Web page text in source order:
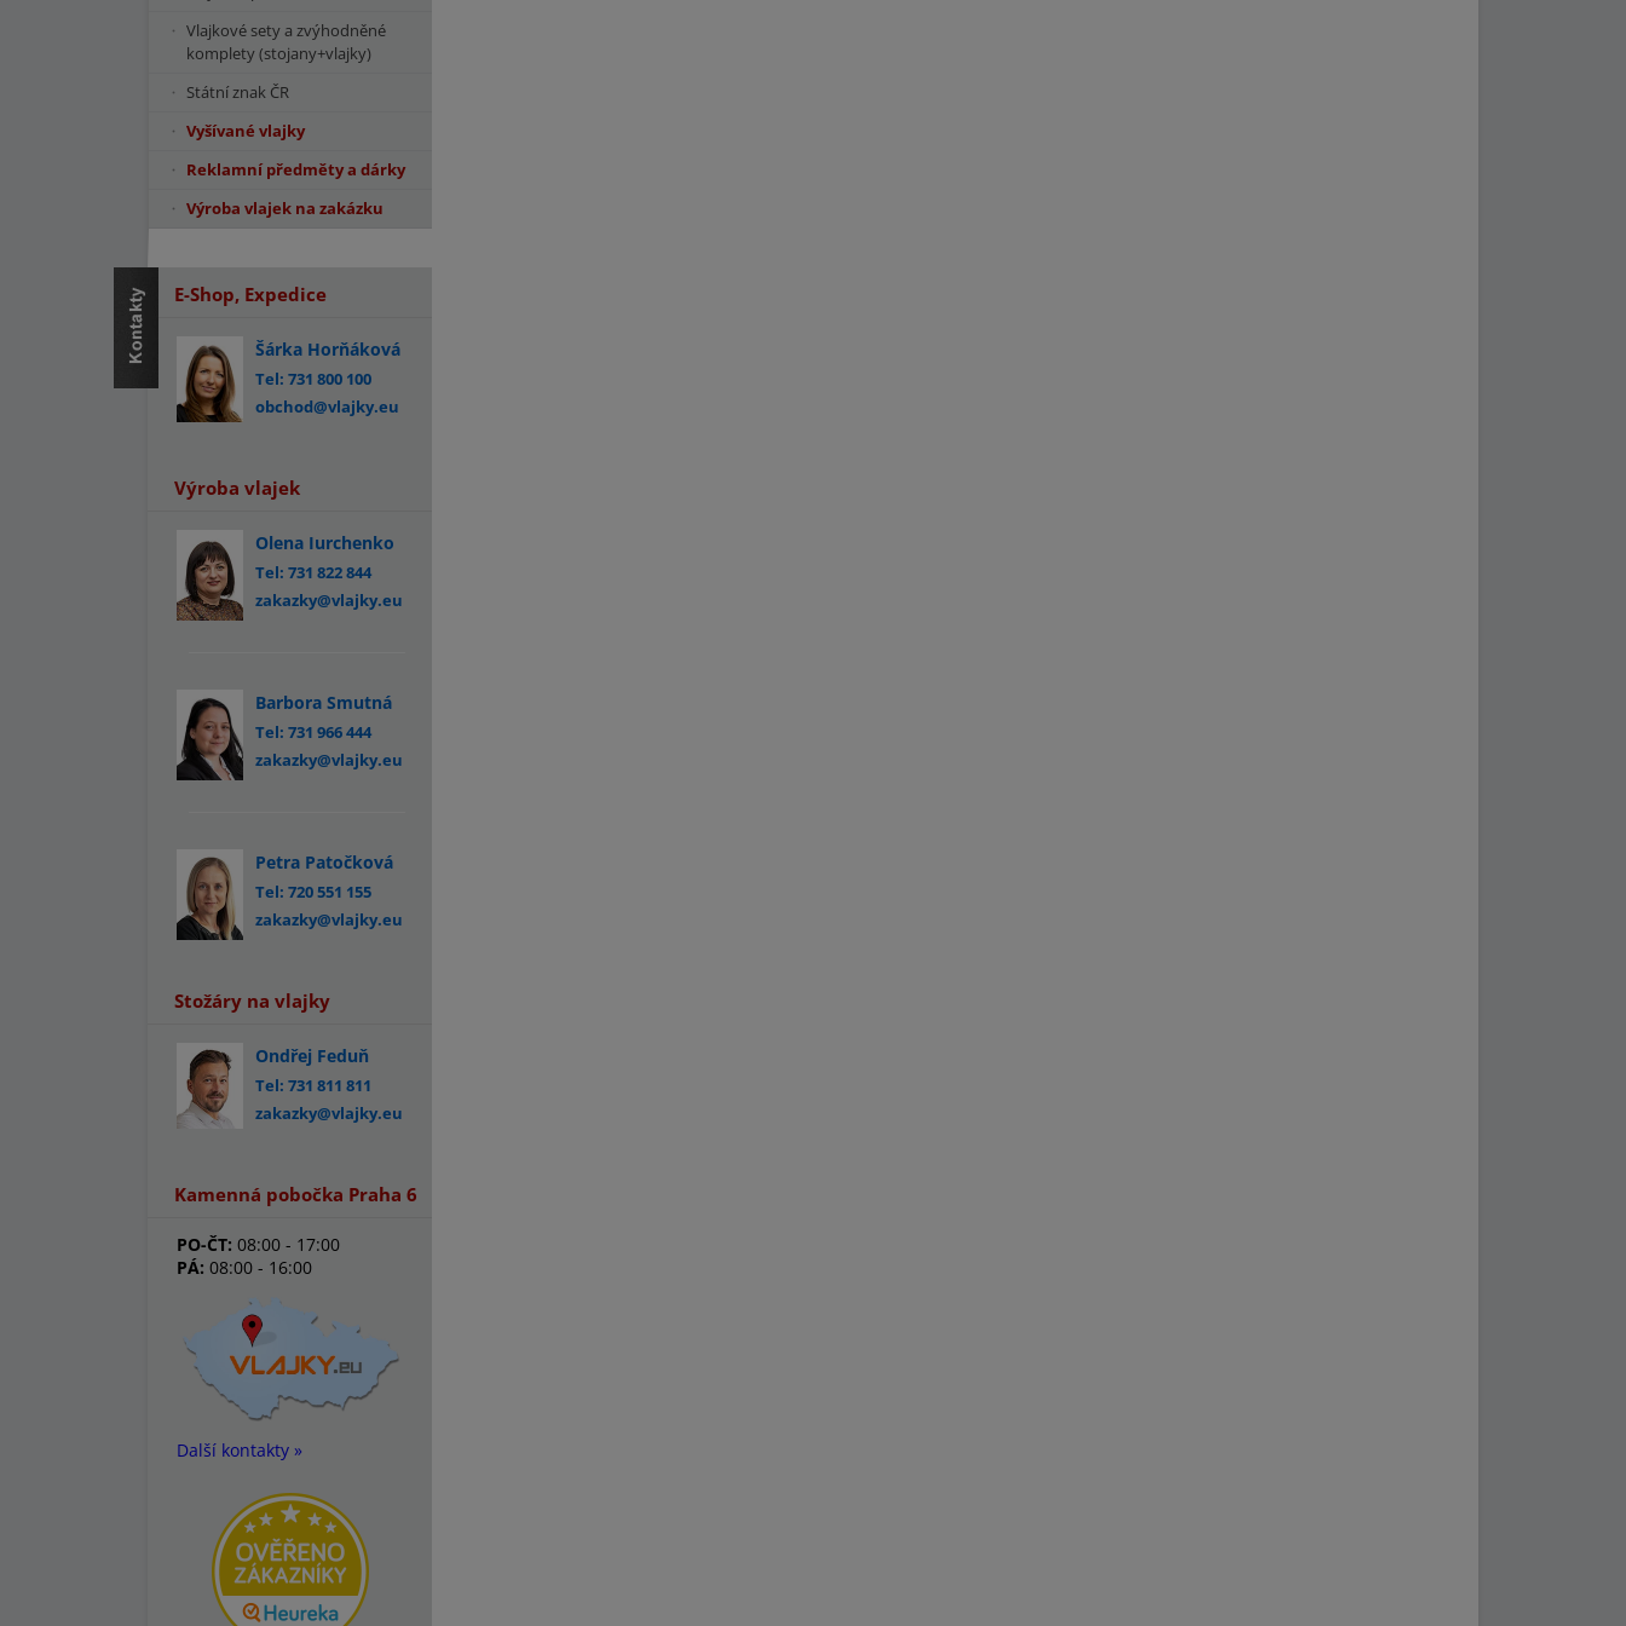
Vlajkové sety a zvýhodněné
komplety (stojany+vlajky)
Státní znak ČR
Vyšívané vlajky
Reklamní předměty a dárky
Výroba vlajek na zakázku
E-Shop, Expedice
Šárka Horňáková
Tel: 731 800 100
obchod@vlajky.eu
Výroba vlajek
Olena Iurchenko
Tel: 731 822 844
zakazky@vlajky.eu
Barbora Smutná
Tel: 731 966 444
zakazky@vlajky.eu
Petra Patočková
Tel: 720 551 155
zakazky@vlajky.eu
Stožáry na vlajky
Ondřej Feduň
Tel: 731 811 811
zakazky@vlajky.eu
Kamenná pobočka Praha 6
PO-ČT: 08:00 - 17:00
PÁ: 08:00 - 16:00
Další kontakty »